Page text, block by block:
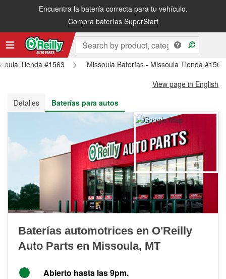
Encuentra la batería correcta para tu vehículo.
Compra baterías SuperStart
Recibe tu orden gratis al día siguiente o recógela en la tienda
Tienda #1563
Missoula Baterías - Missoula Tienda #1563
View page in English
Detalles
Baterías para autos
Baterías automotrices en O'Reilly
Auto Parts en Missoula, MT
Abierto hasta las 9pm.